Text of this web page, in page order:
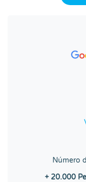
Número
+ 20.000